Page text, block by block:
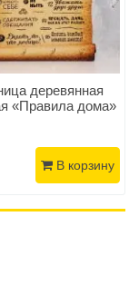
деревянная
«Правила дома»
В корзину